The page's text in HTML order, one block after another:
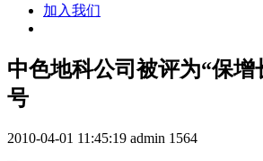
加入我们
中色地科公司被评为“保增
号
2010-04-01 11:45:19 admin 1564